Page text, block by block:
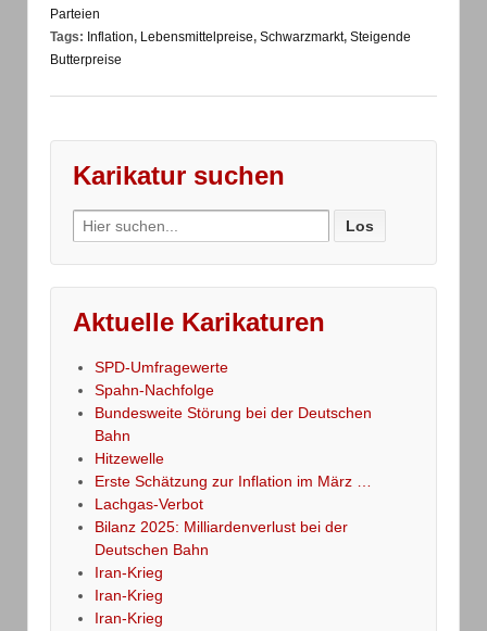
Parteien
Tags: Inflation, Lebensmittelpreise, Schwarzmarkt, Steigende
Butterpreise
Karikatur suchen
Search
for:
Aktuelle Karikaturen
SPD-Umfragewerte
Spahn-Nachfolge
Bundesweite Störung bei der Deutschen
Bahn
Hitzewelle
Erste Schätzung zur Inflation im März …
Lachgas-Verbot
Bilanz 2025: Milliardenverlust bei der
Deutschen Bahn
Iran-Krieg
Iran-Krieg
Iran-Krieg